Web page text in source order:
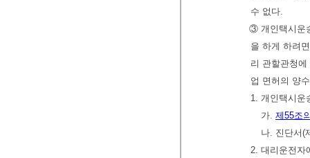
수 없다.
③ 개인택시운
을 하게 하려
리 관할관청
업 면허의 양
1. 개인택시운
가. 제55조
나. 진단서(
2. 대리운전자